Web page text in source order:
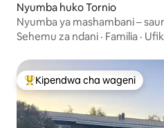
Nyumba huko Tornio
Nyumba ya mashambani –
Sehemu za ndani · Familia ·
Kipendwa maarufu cha wageni
Kipendwa cha wageni